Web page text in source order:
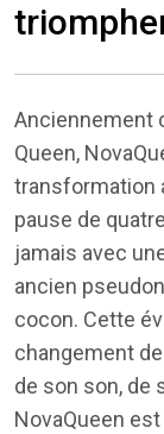
Anciennement
Queen,
transformation
pause de
jamais avec
ancien
cocon. Cette
changement
de son son, de
NovaQueen